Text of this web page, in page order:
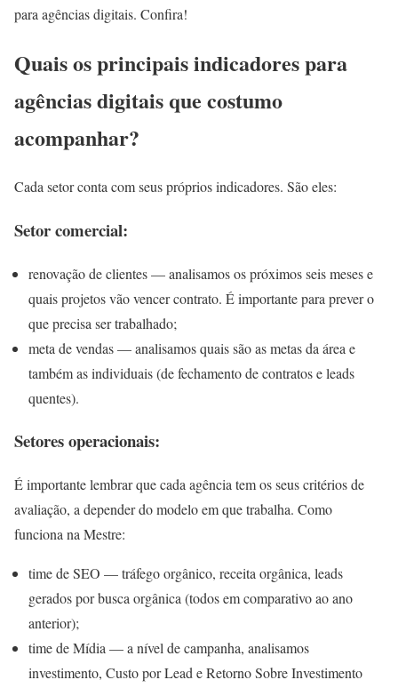
para agências digitais. Confira!
Quais os principais indicadores para
agências digitais que costumo
acompanhar?
Cada setor conta com seus próprios indicadores. São eles:
Setor comercial:
renovação de clientes — analisamos os próximos seis meses e
quais projetos vão vencer contrato. É importante para prever o
que precisa ser trabalhado;
meta de vendas — analisamos quais são as metas da área e
também as individuais (de fechamento de contratos e leads
quentes).
Setores operacionais:
É importante lembrar que cada agência tem os seus critérios de
avaliação, a depender do modelo em que trabalha. Como
funciona na Mestre:
time de SEO — tráfego orgânico, receita orgânica, leads
gerados por busca orgânica (todos em comparativo ao ano
anterior);
time de Mídia — a nível de campanha, analisamos
investimento, Custo por Lead e Retorno Sobre Investimento